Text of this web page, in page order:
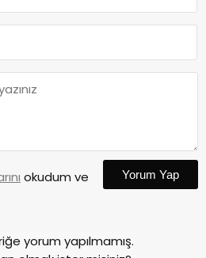
okudum ve
Yorum Yap
yorum yapılmamış.